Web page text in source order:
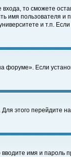
то сможете
имя
и т.п.
Если
этого
имя и